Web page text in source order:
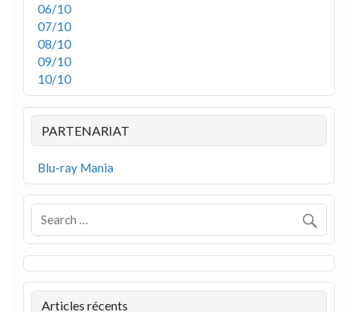
06/10
07/10
08/10
09/10
10/10
PARTENARIAT
Blu-ray Mania
Articles récents